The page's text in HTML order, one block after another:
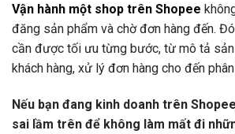
Vận hành một shop trên Shopee
đăng sản phẩm và chờ đơn hàng đến.
cần được tối ưu từng bước, từ mô tả
khách hàng, xử lý đơn hàng cho đến
Nếu bạn đang kinh doanh trên
sai lầm trên để không làm mất đi